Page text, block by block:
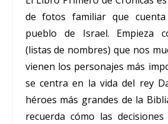
de fotos familiar que
pueblo de Israel. Empieza
(listas de nombres) que nos
vienen los personajes más
se centra en la vida del rey
héroes más grandes de la
recuerda cómo las